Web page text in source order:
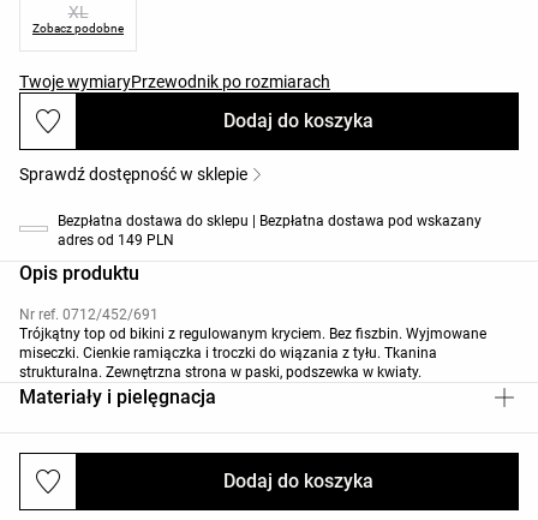
XL
Zobacz podobne
Twoje wymiaryPrzewodnik po rozmiarach
Dodaj do koszyka
Dodaj do koszyka
Sprawdź dostępność w sklepie
Bezpłatna dostawa do sklepu | Bezpłatna dostawa pod wskazany
adres od 149 PLN
Opis produktu
Nr ref. 0712/452/691
Trójkątny top od bikini z regulowanym kryciem. Bez fiszbin. Wyjmowane
miseczki. Cienkie ramiączka i troczki do wiązania z tyłu. Tkanina
strukturalna. Zewnętrzna strona w paski, podszewka w kwiaty.
Materiały i pielęgnacja
Wysyłki i zwroty